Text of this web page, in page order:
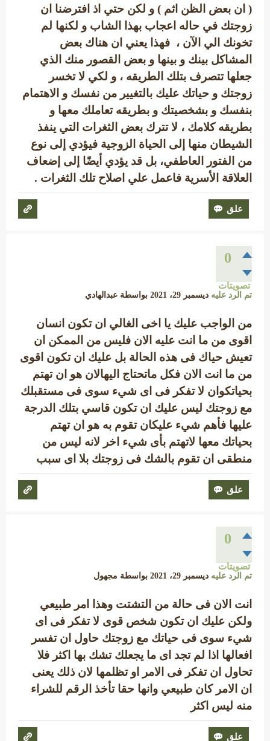
( ان بعض الظن اثم ) و لكن حتي اذ افترضنا ان
زوجتك في حاله اعجاب بهذا الشاب و لكنها لم
تخونك الي الآن ، فهذا يعني ان هناك بعض
المشاكل بينك و بينها و بعض القصور منك الذي
جعلها تتصرف بتلك الطريقه ، و لكي لا تخسر
زوجتك و حياتك عليك بالتغيير من نفسك و الاهتمام
بنفسك و بشخصيتك و بطريقه تعاملك معها و
بطريقه كلامك ، لا تترك بعض الثغرات التي ينفذ
الشيطان منها إلى الحياة الزوجية فيؤدي إلى نوع
من الفتور العاطفي، بل قد يؤدي أيضًا إلى إضعاف
العلاقة الأسرية فاعمل علي اصلاح تلك الثغرات .
0
تصويتات
تم الرد عليه ديسمبر 29، 2021 بواسطة عبدالهادي
من الواجب عليك يا اخى الغالي ان تكون انسان
اقوى من ما انت عليه الان فليس من الممكن ان
تعيش حياك فى هذه الحالة بل عليك ان تكون اقوى
من ما انت الان فكل ماتحتاج اليهالان هو ان تهتم
بحياتكوان لا تفكر فى اى شيء سوى فى مستقبلك
مع زوجتك ليس عليك ان تكون قاسي بتلك الدرجة
عليها فأهم شيء عليكان تقوم به هو ان تهتم
بحياتك معها لاتهتم بأى شيء اخر لانه ليس من
منطقى ان تقوم بالشك فى زوجتك بلا اى سبب
0
تصويتات
تم الرد عليه ديسمبر 29، 2021 بواسطة مجهول
انت الان فى حالة من التشتت وهذا امر طبيعي
ولكن عليك ان تكون شخص قوى لا تفكر فى اى
شيء سوى فى حياتك مع زوجتك حاول ان تفسر
افعالها اذا لم تجد اى ما يجعلك تشك بها اكثر فلا
تحاول ان تفكر فى الامر او تظلمها لان ذلك يعنى
ان الامر كان طبيعي وانها حقا تأخذ الرقم للشراء
منه ليس اكثر